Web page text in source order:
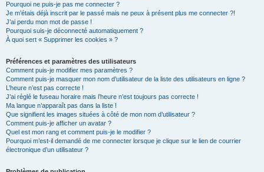
Pourquoi ne puis-je pas me connecter ?
Je m’étais déjà inscrit par le passé mais ne peux à présent plus me connecter ?!
J’ai perdu mon mot de passe !
Pourquoi suis-je déconnecté automatiquement ?
À quoi sert « Supprimer les cookies » ?
Préférences et paramètres des utilisateurs
Comment puis-je modifier mes paramètres ?
Comment puis-je masquer mon nom d’utilisateur de la liste des utilisateurs en ligne ?
L’heure n’est pas correcte !
J’ai réglé le fuseau horaire mais l’heure n’est toujours pas correcte !
Ma langue n’apparaît pas dans la liste !
Que signifient les images situées à côté de mon nom d’utilisateur ?
Comment puis-je afficher un avatar ?
Quel est mon rang et comment puis-je le modifier ?
Pourquoi m’est-il demandé de me connecter lorsque je clique sur le lien de courrier
électronique d’un utilisateur ?